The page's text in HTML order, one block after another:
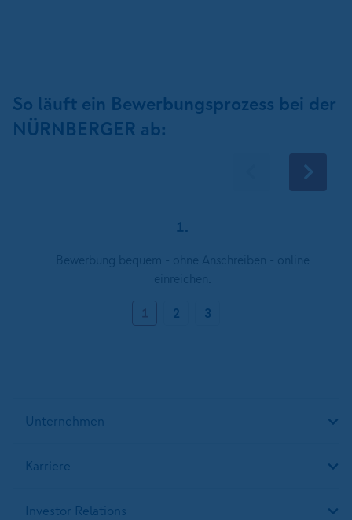
So läuft ein Bewerbungsprozess bei der
NÜRNBERGER ab:
1.
1
2 3
Unternehmen
Karriere
Investor Relations